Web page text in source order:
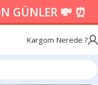
GÜNLER 💸 ⏰
Kargom Nerede ?